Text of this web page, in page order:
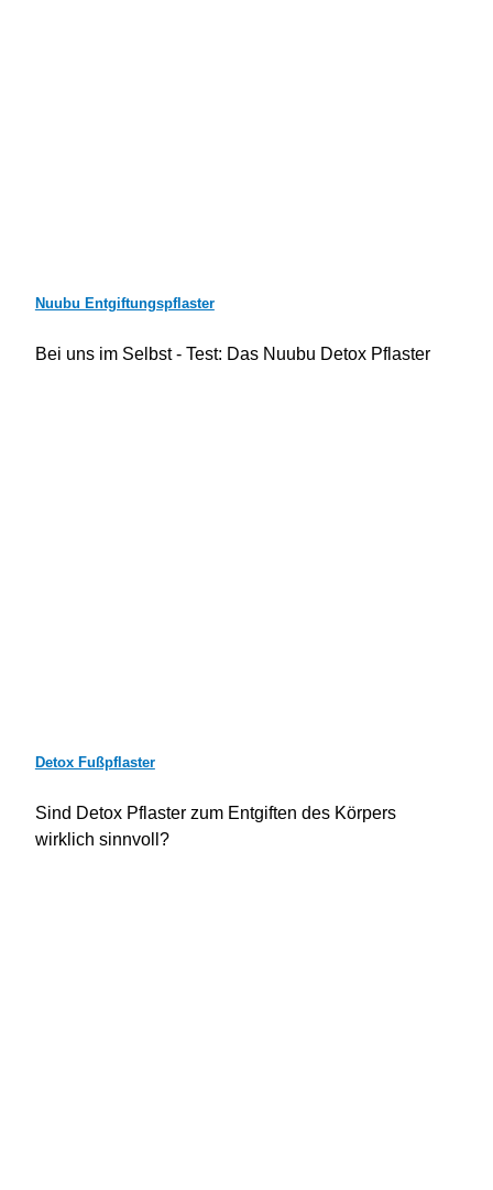
Nuubu Entgiftungspflaster
Bei uns im Selbst - Test: Das Nuubu Detox Pflaster
Detox Fußpflaster
Sind Detox Pflaster zum Entgiften des Körpers
wirklich sinnvoll?